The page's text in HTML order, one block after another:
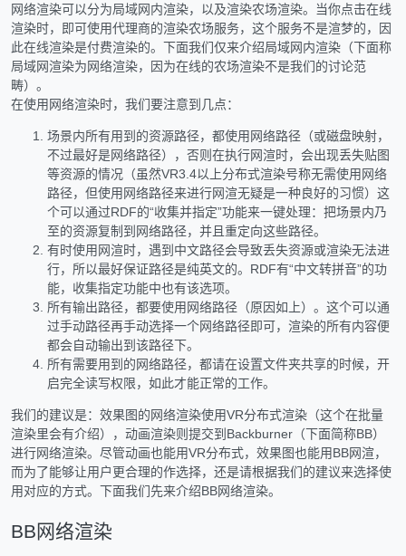
网络渲染可以分为局域网内渲染，以及渲染农场渲染。当你点击在线
渲染时，即可使用代理商的渲染农场服务，这个服务不是渲梦的，因
此在线渲染是付费渲染的。下面我们仅来介绍局域网内渲染（下面称
局域网渲染为网络渲染，因为在线的农场渲染不是我们的讨论范
畴）。
在使用网络渲染时，我们要注意到几点：
场景内所有用到的资源路径，都使用网络路径（或磁盘映射，
不过最好是网络路径），否则在执行网渲时，会出现丢失贴图
等资源的情况（虽然VR3.4以上分布式渲染号称无需使用网络
路径，但使用网络路径来进行网渲无疑是一种良好的习惯）这
个可以通过RDF的“收集并指定”功能来一键处理：把场景内乃
至的资源复制到网络路径，并且重定向这些路径。
有时使用网渲时，遇到中文路径会导致丢失资源或渲染无法进
行，所以最好保证路径是纯英文的。RDF有“中文转拼音”的功
能，收集指定功能中也有该选项。
所有输出路径，都要使用网络路径（原因如上）。这个可以通
过手动路径再手动选择一个网络路径即可，渲染的所有内容便
都会自动输出到该路径下。
所有需要用到的网络路径，都请在设置文件夹共享的时候，开
启完全读写权限，如此才能正常的工作。
我们的建议是：效果图的网络渲染使用VR分布式渲染（这个在批量
渲染里会有介绍），动画渲染则提交到Backburner（下面简称BB）
进行网络渲染。尽管动画也能用VR分布式，效果图也能用BB网渲，
而为了能够让用户更合理的作选择，还是请根据我们的建议来选择使
用对应的方式。下面我们先来介绍BB网络渲染。
BB网络渲染